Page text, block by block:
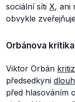
sociální síti X, ani
obvykle
Orbánova
Viktor Orbán
předsedkyni
před hlasováním